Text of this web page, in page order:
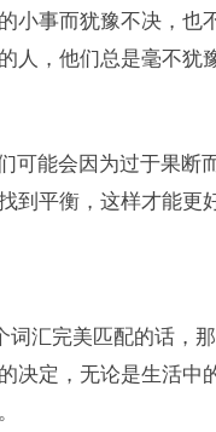
小事而犹豫不决，也
人，他们总是毫不犹
可能会因为过于果断
到平衡，这样才能更
词汇完美匹配的话，
决定，无论是生活中